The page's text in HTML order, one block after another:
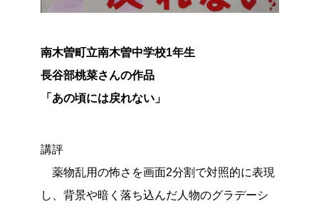
南木曽町立南木曽中学校1年生
長谷部桃菜さんの作品
「あの頃には戻れない」
講評
薬物乱用の怖さを画面2分割で対照的に表現
し、背景や暗く落ち込んだ人物のグラデーシ